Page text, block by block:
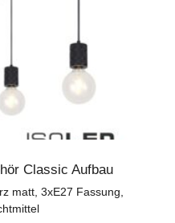
Classic Aufbau
matt, 3xE27 Fassung,